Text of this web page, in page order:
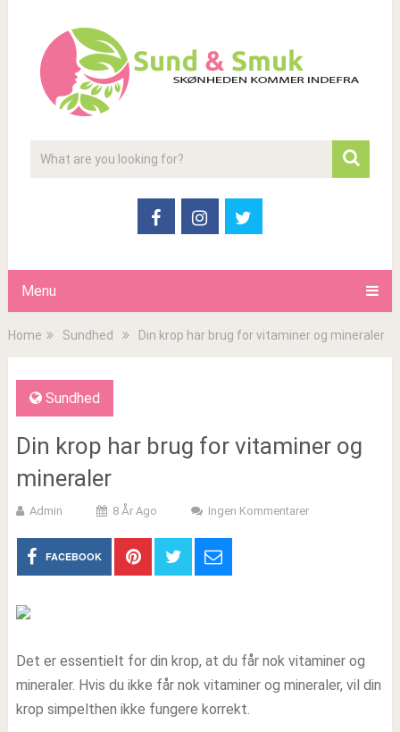
Menu
Home Sundhed Din krop har brug for vitaminer og mineraler
Sundhed
Din krop har brug for vitaminer og
mineraler
Admin 8 År Ago Ingen Kommentarer
FACEBOOK
Det er essentielt for din krop, at du får nok vitaminer og
mineraler. Hvis du ikke får nok vitaminer og mineraler, vil din
krop simpelthen ikke fungere korrekt.